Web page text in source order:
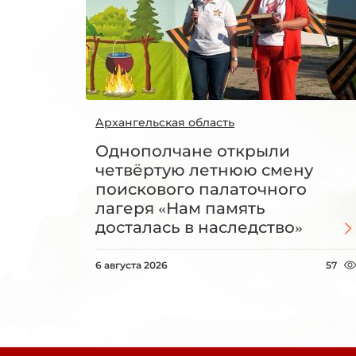
Архангельская область
Однополчане открыли
четвёртую летнюю смену
поискового палаточного
лагеря «Нам память
досталась в наследство»
6 августа 2026 57